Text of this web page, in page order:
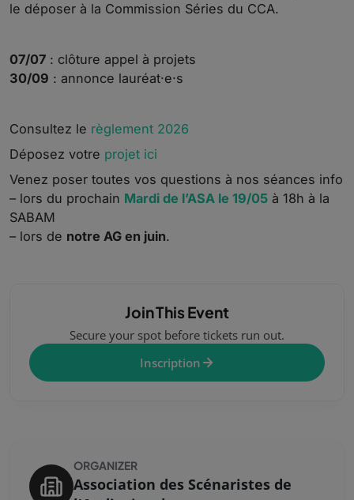
le déposer à la Commission Séries du CCA.
07/07 : clôture appel à projets
30/09 : annonce lauréat·e·s
Consultez le règlement 2026
Déposez votre projet ici
Venez poser toutes vos questions à nos séances info
– lors du prochain Mardi de l’ASA le 19/05 à 18h à la
SABAM
– lors de notre AG en juin.
Join This Event
Secure your spot before tickets run out.
Inscription
ORGANIZER
Association des Scénaristes de